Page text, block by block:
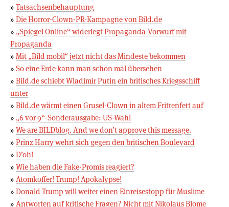
» Tatsachsenbehauptung
» Die Horror-Clown-PR-Kampagne von Bild.de
» „Spiegel Online“ widerlegt Propaganda-Vorwurf mit
Propaganda
» Mit „Bild mobil“ jetzt nicht das Mindeste bekommen
» So eine Erde kann man schon mal übersehen
» Bild.de schiebt Wladimir Putin ein britisches Kriegsschiff
unter
» Bild.de wärmt einen Grusel-Clown in altem Frittenfett auf
» „6 vor 9“-Sonderausgabe: US-Wahl
» We are BILDblog. And we don’t approve this message.
» Prinz Harry wehrt sich gegen den britischen Boulevard
» D’oh!
» Wie haben die Fake-Promis reagiert?
» Atomkoffer! Trump! Apokalypse!
» Donald Trump will weiter einen Einreisestopp für Muslime
» Antworten auf kritische Fragen? Nicht mit Nikolaus Blome